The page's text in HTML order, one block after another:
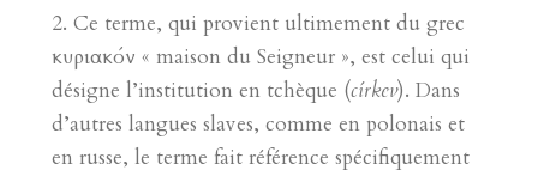
Ce terme, qui provient ultimement du grec
κυριακόν « maison du Seigneur », est celui qui
désigne l’institution en tchèque (církev). Dans
d’autres langues slaves, comme en polonais et
en russe, le terme fait référence spécifiquement